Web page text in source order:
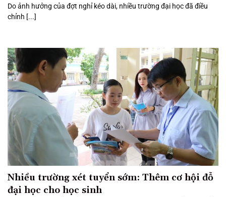
Do ảnh hưởng của đợt nghỉ kéo dài, nhiều trường đại học đã điều
chỉnh [...]
Nhiều trường xét tuyển sớm: Thêm cơ hội đỗ
đại học cho học sinh